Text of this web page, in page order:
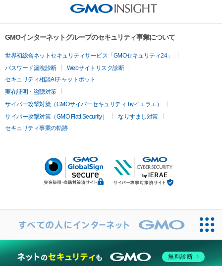
GMOインターネットグループのセキュリティ事業について
世界初総合ネットセキュリティサービス「GMOセキュリティ24」
パスワード漏洩診断
Webサイトリスク診断
セキュリティ相談AIチャットボット
実在証明・盗聴対策
サイバー攻撃対策（GMOサイバーセキュリティ byイエラエ）
サイバー攻撃対策（GMO Flatt Security）
なりすまし対策
セキュリティ事業の軌跡
無料診断